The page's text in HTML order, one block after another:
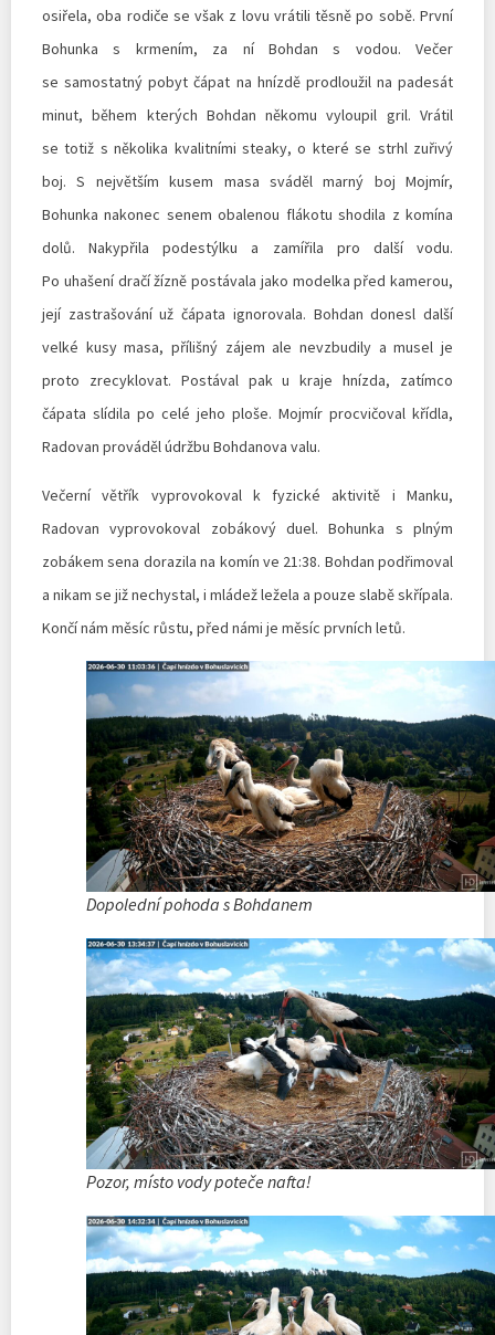
osiřela, oba rodiče se však z lovu vrátili těsně po sobě. První
Bohunka s krmením, za ní Bohdan s vodou. Večer
se samostatný pobyt čápat na hnízdě prodloužil na padesát
minut, během kterých Bohdan někomu vyloupil gril. Vrátil
se totiž s několika kvalitními steaky, o které se strhl zuřivý
boj. S největším kusem masa sváděl marný boj Mojmír,
Bohunka nakonec senem obalenou flákotu shodila z komína
dolů. Nakypřila podestýlku a zamířila pro další vodu.
Po uhašení dračí žízně postávala jako modelka před kamerou,
její zastrašování už čápata ignorovala. Bohdan donesl další
velké kusy masa, přílišný zájem ale nevzbudily a musel je
proto zrecyklovat. Postával pak u kraje hnízda, zatímco
čápata slídila po celé jeho ploše. Mojmír procvičoval křídla,
Radovan prováděl údržbu Bohdanova valu.
Večerní větřík vyprovokoval k fyzické aktivitě i Manku,
Radovan vyprovokoval zobákový duel. Bohunka s plným
zobákem sena dorazila na komín ve 21:38. Bohdan podřimoval
a nikam se již nechystal, i mládež ležela a pouze slabě skřípala.
Končí nám měsíc růstu, před námi je měsíc prvních letů.
Dopolední pohoda s Bohdanem
Pozor, místo vody poteče nafta!